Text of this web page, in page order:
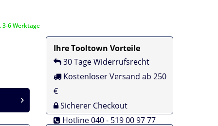
3-6 Werktage
Ihre Tooltown Vorteile
30 Tage Widerrufsrecht
Kostenloser Versand ab 250
€
Sicherer Checkout
Hotline 040 - 519 00 97 77